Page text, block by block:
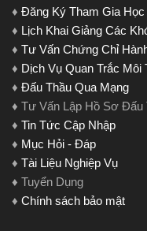
♦ Đăng Ký Tham Gia Học
♦ Lịch Khai Giảng Các
♦ Tư Vấn Chứng Chỉ
♦ Dịch Vụ Quan Trắc Môi
♦ Đấu Thầu Qua Mạng
♦ Tư Vấn Lập Hồ Sơ Đấu
♦ Tin Tức Cập Nhập
♦ Mục Hỏi - Đáp
♦ Tài Liệu Nghiệp Vụ
♦ Tuyển Dụng
♦ Chính sách bảo mật